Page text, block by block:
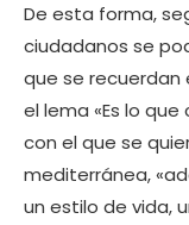
De esta forma,
ciudadanos se
que se recuerdan
el lema «Es lo
con el que se
mediterránea,
un estilo de vida,